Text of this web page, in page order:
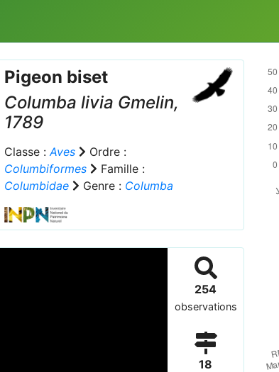
Pigeon biset
Columba livia Gmelin,
1789
Classe :Aves
Ordre :
Columbiformes
Famille :
Columbidae
Genre : Columba
254
observations
18